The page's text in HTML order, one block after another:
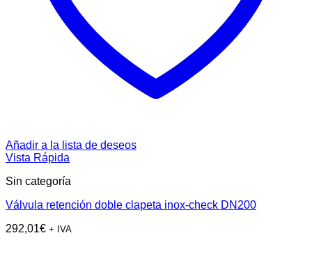
Añadir a la lista de deseos
Vista Rápida
Sin categoría
Válvula retención doble clapeta inox-check DN200
292,01€ + IVA